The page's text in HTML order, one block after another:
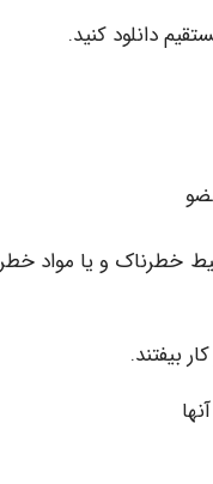
دانلود کنید.
خطرناک و یا مواد
بیفتند.